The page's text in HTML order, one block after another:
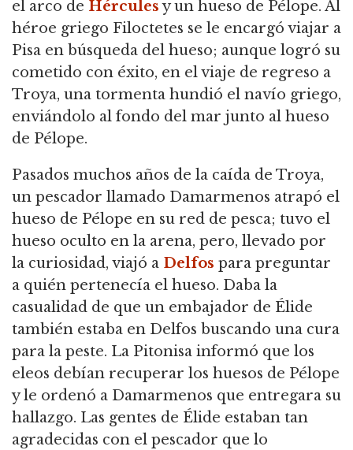
el arco de Hérculesy un hueso de Pélope. Al
héroe griego Filoctetes se le encargó viajar a
Pisa en búsqueda del hueso; aunque logró su
cometido con éxito, en el viaje de regreso a
Troya, una tormenta hundió el navío griego,
enviándolo al fondo del mar junto al hueso
de Pélope.
Pasados muchos años de la caída de Troya,
un pescador llamado Damarmenos atrapó el
hueso de Pélope en su red de pesca; tuvo el
hueso oculto en la arena, pero, llevado por
la curiosidad, viajó a Delfos para preguntar
a quién pertenecía el hueso. Daba la
casualidad de que un embajador de Élide
también estaba en Delfos buscando una cura
para la peste. La Pitonisa informó que los
eleos debían recuperar los huesos de Pélope
y le ordenó a Damarmenos que entregara su
hallazgo. Las gentes de Élide estaban tan
agradecidas con el pescador que lo